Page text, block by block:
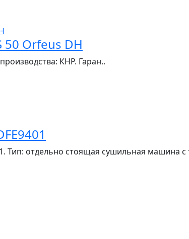
50 Orfeus DH
КНР. Гаран..
Тип: отдельно стоящая сушильная машина с